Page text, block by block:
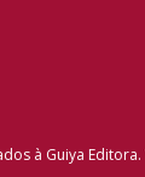
à Guiya